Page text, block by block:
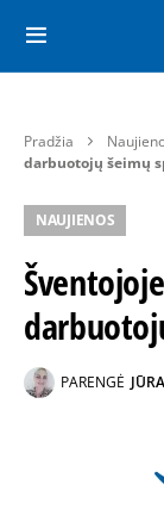
Pradžia
darbuotojų šeimų
NAUJIENOS
PARENGĖ